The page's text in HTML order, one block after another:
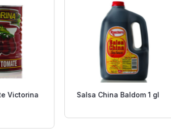
Victorina
Salsa China Baldom 1 gl